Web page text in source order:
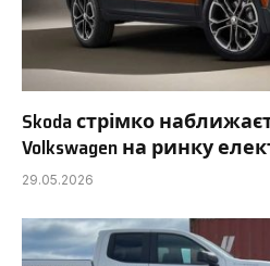
Skoda стрімко
Volkswagen на ринку
29.05.2026